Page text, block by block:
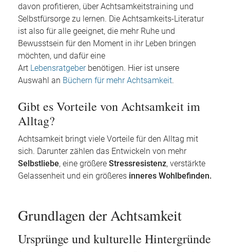
davon profitieren, über Achtsamkeitstraining und
Selbstfürsorge zu lernen. Die Achtsamkeits-Literatur
ist also für alle geeignet, die mehr Ruhe und
Bewusstsein für den Moment in ihr Leben bringen
möchten, und dafür eine
Art Lebensratgeber benötigen. Hier ist unsere
Auswahl an Büchern für mehr Achtsamkeit.
Gibt es Vorteile von Achtsamkeit im
Alltag?
Achtsamkeit bringt viele Vorteile für den Alltag mit
sich. Darunter zählen das Entwickeln von mehr
Selbstliebe, eine größere Stressresistenz, verstärkte
Gelassenheit und ein größeres inneres Wohlbefinden.
Grundlagen der Achtsamkeit
Ursprünge und kulturelle Hintergründe